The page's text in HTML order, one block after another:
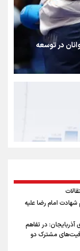
یک نسل، یک توهم!
صدای رئیس‌جمهوری
«آهای مردم، آقا از
در توسعه
است؟
شهادت امام رضا علیه
در تفاهم
مشترک دو